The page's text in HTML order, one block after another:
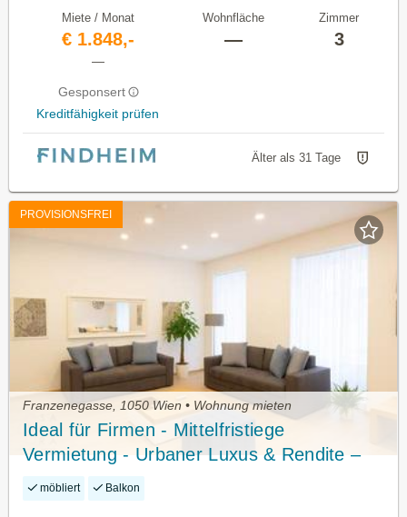
Miete / Monat
€ 1.848,-
—
Gesponsert
Kreditfähigkeit prüfen
Wohnfläche
—
Zimmer
3
Älter als 31 Tage
PROVISIONSFREI
Franzenegasse, 1050 Wien • Wohnung mieten
Ideal für Firmen - Mittelfristiege
Vermietung - Urbaner Luxus & Rendite –
Ihr stilvolles Investment in Wien
möbliert Balkon